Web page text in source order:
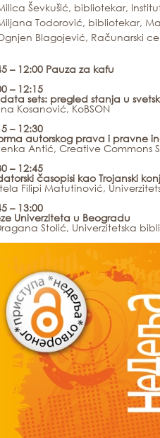
Ševkušić, bibliotekar,
Todorović, bibliotekar,
Blagojević, Računarski
– 12:00 Pauza za kafu
– 12:15
sets: pregled stanja u
Kosanović, KoBSON
– 12:30
autorskog prava i pravne
Antić, Creative Commons
– 12:45
časopisi kao Trojanski
Filipi Matutinović,
– 13:00
Univerziteta u Beogradu
Stolić, Univerzitetska